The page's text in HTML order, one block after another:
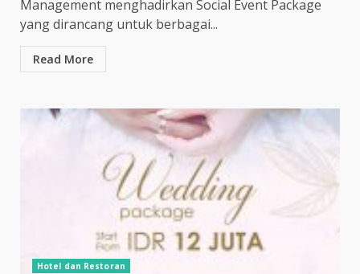
Management menghadirkan Social Event Package
yang dirancang untuk berbagai...
Read More
Hotel dan Restoran